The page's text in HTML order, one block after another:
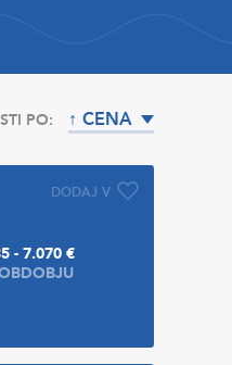
PO: ↑ CENA
DODAJ V
- 7.070 €